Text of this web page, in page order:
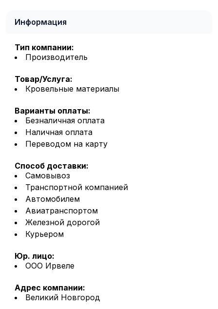
Информация
Тип компании:
Производитель
Товар/Услуга:
Кровельные материалы
Варианты оплаты:
Безналичная оплата
Наличная оплата
Переводом на карту
Способ доставки:
Самовывоз
Транспортной компанией
Автомобилем
Авиатранспортом
Железной дорогой
Курьером
Юр. лицо:
ООО Ирвеле
Адрес компании:
Великий Новгород